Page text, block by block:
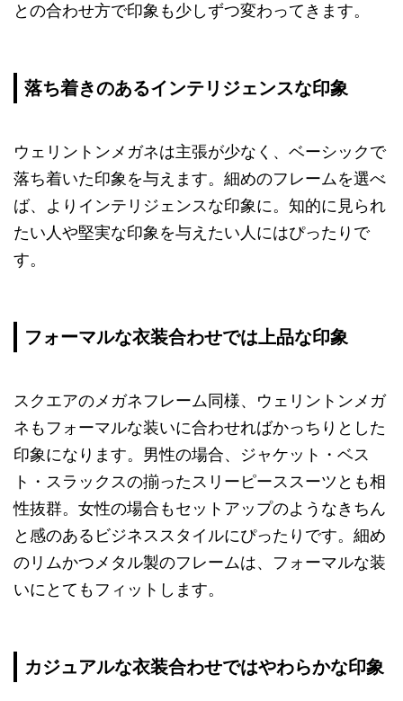
との合わせ方で印象も少しずつ変わってきます。
落ち着きのあるインテリジェンスな印象
ウェリントンメガネは主張が少なく、ベーシックで
落ち着いた印象を与えます。細めのフレームを選べ
ば、よりインテリジェンスな印象に。知的に見られ
たい人や堅実な印象を与えたい人にはぴったりで
す。
フォーマルな衣装合わせでは上品な印象
スクエアのメガネフレーム同様、ウェリントンメガ
ネもフォーマルな装いに合わせればかっちりとした
印象になります。男性の場合、ジャケット・ベス
ト・スラックスの揃ったスリーピーススーツとも相
性抜群。女性の場合もセットアップのようなきちん
と感のあるビジネススタイルにぴったりです。細め
のリムかつメタル製のフレームは、フォーマルな装
いにとてもフィットします。
カジュアルな衣装合わせではやわらかな印象